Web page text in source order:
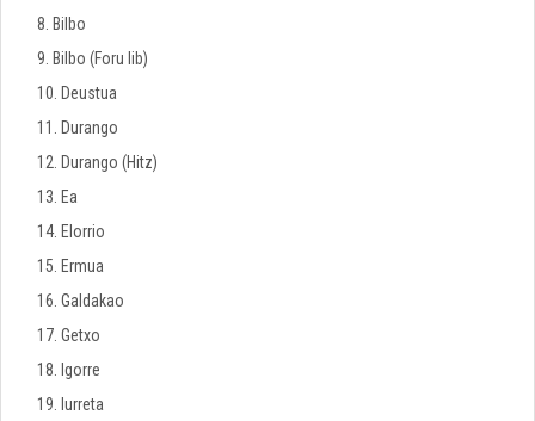
8. Bilbo
9. Bilbo (Foru lib)
10. Deustua
11. Durango
12. Durango (Hitz)
13. Ea
14. Elorrio
15. Ermua
16. Galdakao
17. Getxo
18. Igorre
19. Iurreta